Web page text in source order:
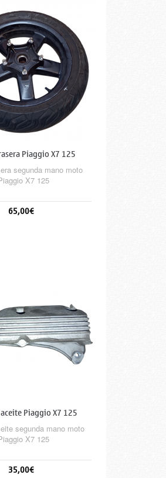
Piaggio X7 125
segunda mano moto
X7 125
65,00€
Piaggio X7 125
segunda mano moto
X7 125
35,00€